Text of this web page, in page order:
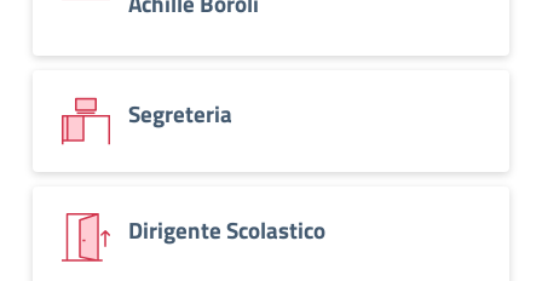
Segreteria
Dirigente Scolastico